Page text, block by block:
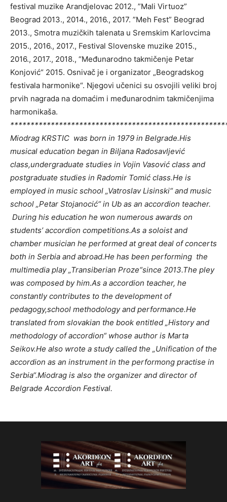
festival muzike Arandjelovac 2012., ”Mali Virtuoz”
Beograd 2013., 2014., 2016., 2017. ”Meh Fest” Beograd
2013., Smotra muzičkih talenata u Sremskim Karlovcima
2015., 2016., 2017., Festival Slovenske muzike 2015.,
2016., 2017., 2018., “Međunarodno takmičenje Petar
Konjović“ 2015. Osnivač je i organizator „Beogradskog
festivala harmonike“. Njegovi učenici su osvojili veliki broj
prvih nagrada na domaćim i međunarodnim takmičenjima
harmonikaša.
Miodrag KRSTIC was born in 1979 in Belgrade.His
musical education began in Biljana Radosavljević
class,undergraduate studies in Vojin Vasović class and
postgraduate studies in Radomir Tomić class.He is
employed in music school „Vatroslav Lisinski“ and music
school „Petar Stojanocić“ in Ub as an accordion teacher.
During his education he won numerous awards on
students’ accordion competitions.As a soloist and
chamber musician he performed at great deal of concerts
both in Serbia and abroad.He has been performing the
multimedia play „Transiberian Proze“since 2013.The pley
was composed by him.As a accordion teacher, he
constantly contributes to the development of
pedagogy,school methodology and performance.He
translated from slovakian the book entitled „History and
methodology of accordion“ whose author is Marta
Seikov.He also wrote a study called the „Unification of the
accordion as an instrument in the performong practise in
Serbia“.Miodrag is also the organizer and director of
Belgrade Accordion Festival.